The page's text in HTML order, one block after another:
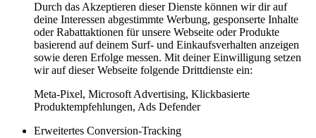
Durch das Akzeptieren dieser Dienste können wir dir auf
deine Interessen abgestimmte Werbung, gesponserte Inhalte
oder Rabattaktionen für unsere Webseite oder Produkte
basierend auf deinem Surf- und Einkaufsverhalten anzeigen
sowie deren Erfolge messen. Mit deiner Einwilligung setzen
wir auf dieser Webseite folgende Drittdienste ein:
Meta-Pixel, Microsoft Advertising, Klickbasierte
Produktempfehlungen, Ads Defender
Erweitertes Conversion-Tracking